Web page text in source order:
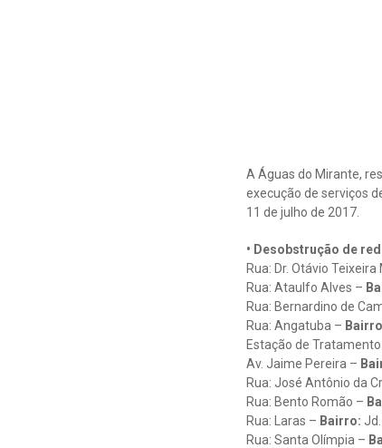
A Águas do Mirante,
execução de serviços
11 de julho de 2017.
• Desobstrução de
Rua: Dr. Otávio Teixeira
Rua: Ataulfo Alves –
Rua: Bernardino de
Rua: Angatuba –
Estação de
Av. Jaime Pereira –
Rua: José Antônio da
Rua: Bento Romão –
Rua: Laras – Bairro:
Rua: Santa Olímpia –